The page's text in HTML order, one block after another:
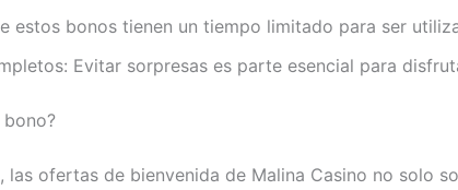
estos bonos tienen un tiempo limitado para ser
Evitar sorpresas es parte esencial para
ofertas de bienvenida de Malina Casino no solo